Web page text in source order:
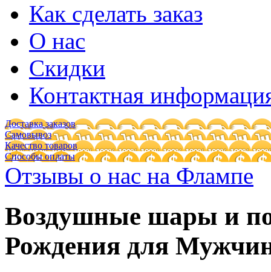
Как сделать заказ
О нас
Скидки
Контактная
Доставка заказов
Самовывоз
Качество товаров
Способы оплаты
Отзывы о нас на Флампе
Воздушные шары и
Рождения для